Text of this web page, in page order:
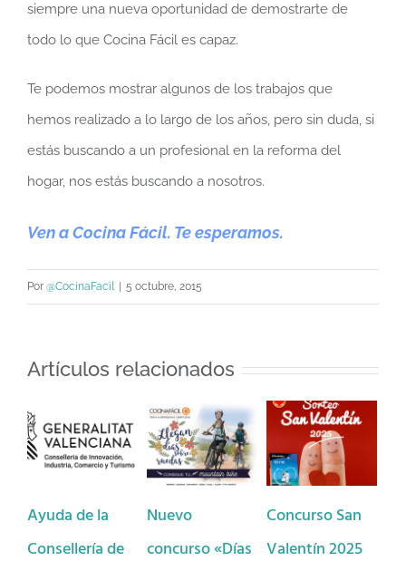
siempre una nueva oportunidad de demostrarte de
todo lo que Cocina Fácil es capaz.
Te podemos mostrar algunos de los trabajos que
hemos realizado a lo largo de los años, pero sin duda, si
estás buscando a un profesional en la reforma del
hogar, nos estás buscando a nosotros.
Ven a Cocina Fácil. Te esperamos.
Por @CocinaFacil 5 octubre, 2015
Artículos relacionados
Ayuda de la
Consellería de
Nuevo
concurso «Días
Concurso San
Valentín 2025